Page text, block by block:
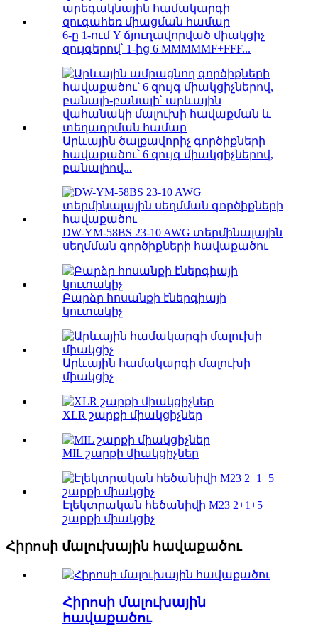
6-ը 1-ում Y ճյուղավորված միակցիչ
զույգերով՝ 1-ից 6 MMMMMF+FFF...
Արևային ծալքավորիչ գործիքների
հավաքածու՝ 6 զույգ միակցիչներով,
բանալիով...
DW-YM-58BS 23-10 AWG տերմինալային
սեղմման գործիքների հավաքածու
Բարձր հոսանքի էներգիայի
կուտակիչ
Արևային համակարգի մալուխի
միակցիչ
XLR շարքի միակցիչներ
MIL շարքի միակցիչներ
Էլեկտրական հեծանիվի M23 2+1+5
շարքի միակցիչ
Հիրոսի մալուխային հավաքածու
Հիրոսի մալուխային
հավաքածու